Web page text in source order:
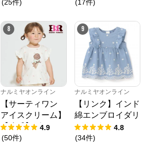
(25件)
(17件)
8
ナルミヤオンライン
【サーティワン
アイスクリーム】
【冷感】グラフィ
ック半袖Tシャツ
4.9
(50件)
9
ナルミヤオンライン
【リンク】インド
綿エンブロイダリ
ーチュニック
4.8
(34件)